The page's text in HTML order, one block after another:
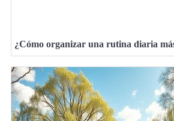
¿Cómo organizar una rutina diaria